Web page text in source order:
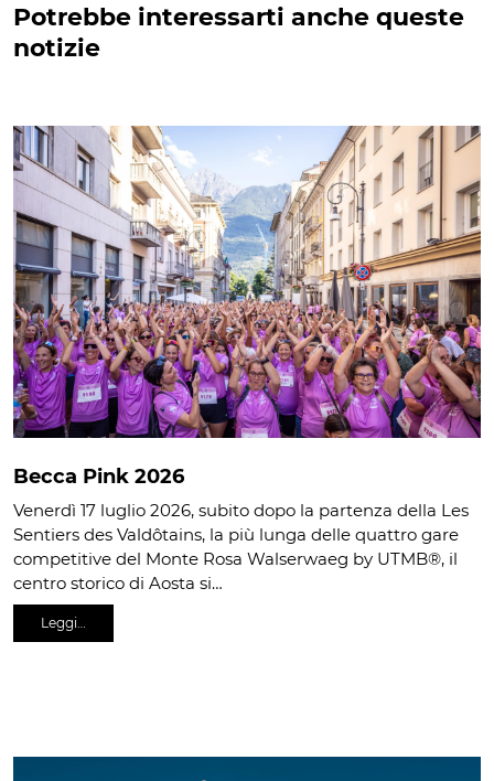
Potrebbe interessarti anche queste
notizie
Becca Pink 2026
Venerdì 17 luglio 2026, subito dopo la partenza della Les
Sentiers des Valdôtains, la più lunga delle quattro gare
competitive del Monte Rosa Walserwaeg by UTMB®️, il
centro storico di Aosta si…
Leggi…